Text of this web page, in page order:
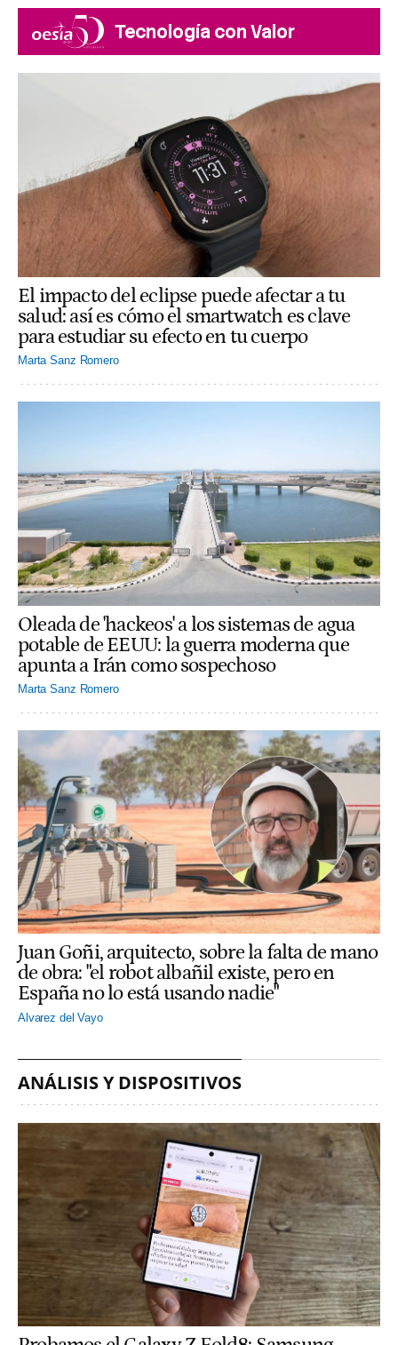
Tecnología con Valor
El impacto del eclipse puede afectar a tu
salud: así es cómo el smartwatch es clave
para estudiar su efecto en tu cuerpo
Marta Sanz Romero
Oleada de 'hackeos' a los sistemas de agua
potable de EEUU: la guerra moderna que
apunta a Irán como sospechoso
Marta Sanz Romero
Juan Goñi, arquitecto, sobre la falta de mano
de obra: "el robot albañil existe, pero en
España no lo está usando nadie"
Alvarez del Vayo
ANÁLISIS Y DISPOSITIVOS